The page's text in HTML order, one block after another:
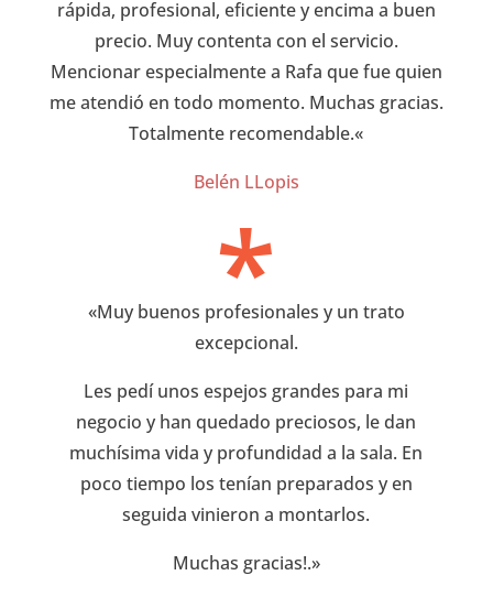
rápida, profesional, eficiente y encima a buen
precio. Muy contenta con el servicio.
Mencionar especialmente a Rafa que fue quien
me atendió en todo momento. Muchas gracias.
Totalmente recomendable.«
Belén LLopis
*
«Muy buenos profesionales y un trato
excepcional.
Les pedí unos espejos grandes para mi
negocio y han quedado preciosos, le dan
muchísima vida y profundidad a la sala. En
poco tiempo los tenían preparados y en
seguida vinieron a montarlos.
Muchas gracias!.»